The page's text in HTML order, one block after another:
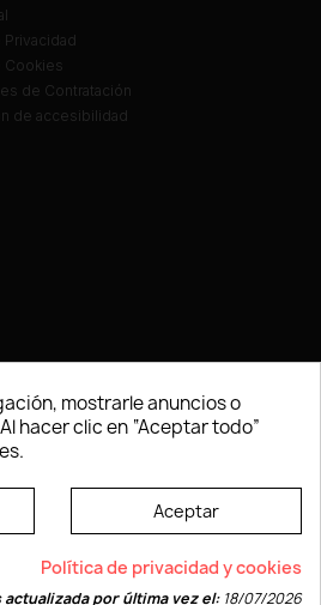
Cookies
de Contratación
de accesibilidad
W3C
mostrarle anuncios o
hacer clic en “Aceptar todo”
Aceptar
Política de privacidad y cookies
por última vez el:18/07/2026